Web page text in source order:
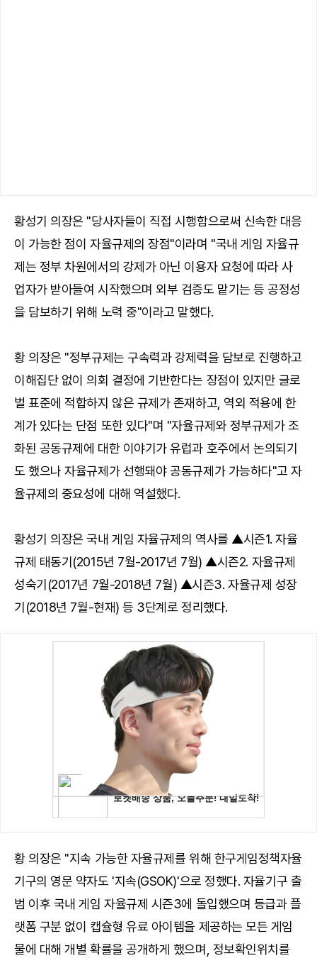
황성기 의장은 "당사자들이 직접 시행함으로써 신속한 대응
이 가능한 점이 자율규제의 장점"이라며 "국내 게임 자율규
제는 정부 차원에서의 강제가 아닌 이용자 요청에 따라 사
업자가 받아들여 시작했으며 외부 검증도 맡기는 등 공정성
을 담보하기 위해 노력 중"이라고 말했다.
황 의장은 "정부규제는 구속력과 강제력을 담보로 진행하고
이해집단 없이 의회 결정에 기반한다는 장점이 있지만 글로
벌 표준에 적합하지 않은 규제가 존재하고, 역외 적용에 한
계가 있다는 단점 또한 있다"며 "자율규제와 정부규제가 조
화된 공동규제에 대한 이야기가 유럽과 호주에서 논의되기
도 했으나 자율규제가 선행돼야 공동규제가 가능하다"고 자
율규제의 중요성에 대해 역설했다.
황성기 의장은 국내 게임 자율규제의 역사를 ▲시즌1. 자율
규제 태동기(2015년 7월-2017년 7월) ▲시즌2. 자율규제
성숙기(2017년 7월-2018년 7월) ▲시즌3. 자율규제 성장
기(2018년 7월-현재) 등 3단계로 정리했다.
황 의장은 "지속 가능한 자율규제를 위해 한구게임정책자율
기구의 영문 약자도 '지속(GSOK)'으로 정했다. 자율기구 출
범 이후 국내 게임 자율규제 시즌3에 돌입했으며 등급과 플
랫폼 구분 없이 캡슐형 유료 아이템을 제공하는 모든 게임
물에 대해 개별 확률을 공개하게 했으며, 정보확인위치를